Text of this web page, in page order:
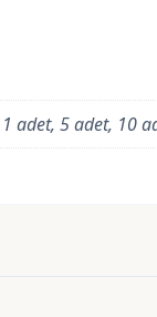
adet, 5 adet, 10